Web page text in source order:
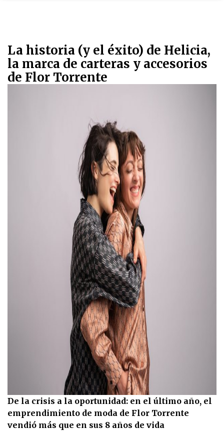
La historia (y el éxito) de Helicia,
la marca de carteras y accesorios
de Flor Torrente
De la crisis a la oportunidad: en el último año, el
emprendimiento de moda de Flor Torrente
vendió más que en sus 8 años de vida